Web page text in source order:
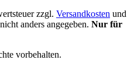
zzgl. Versandkosten und
anders angegeben. Nur für
vorbehalten.